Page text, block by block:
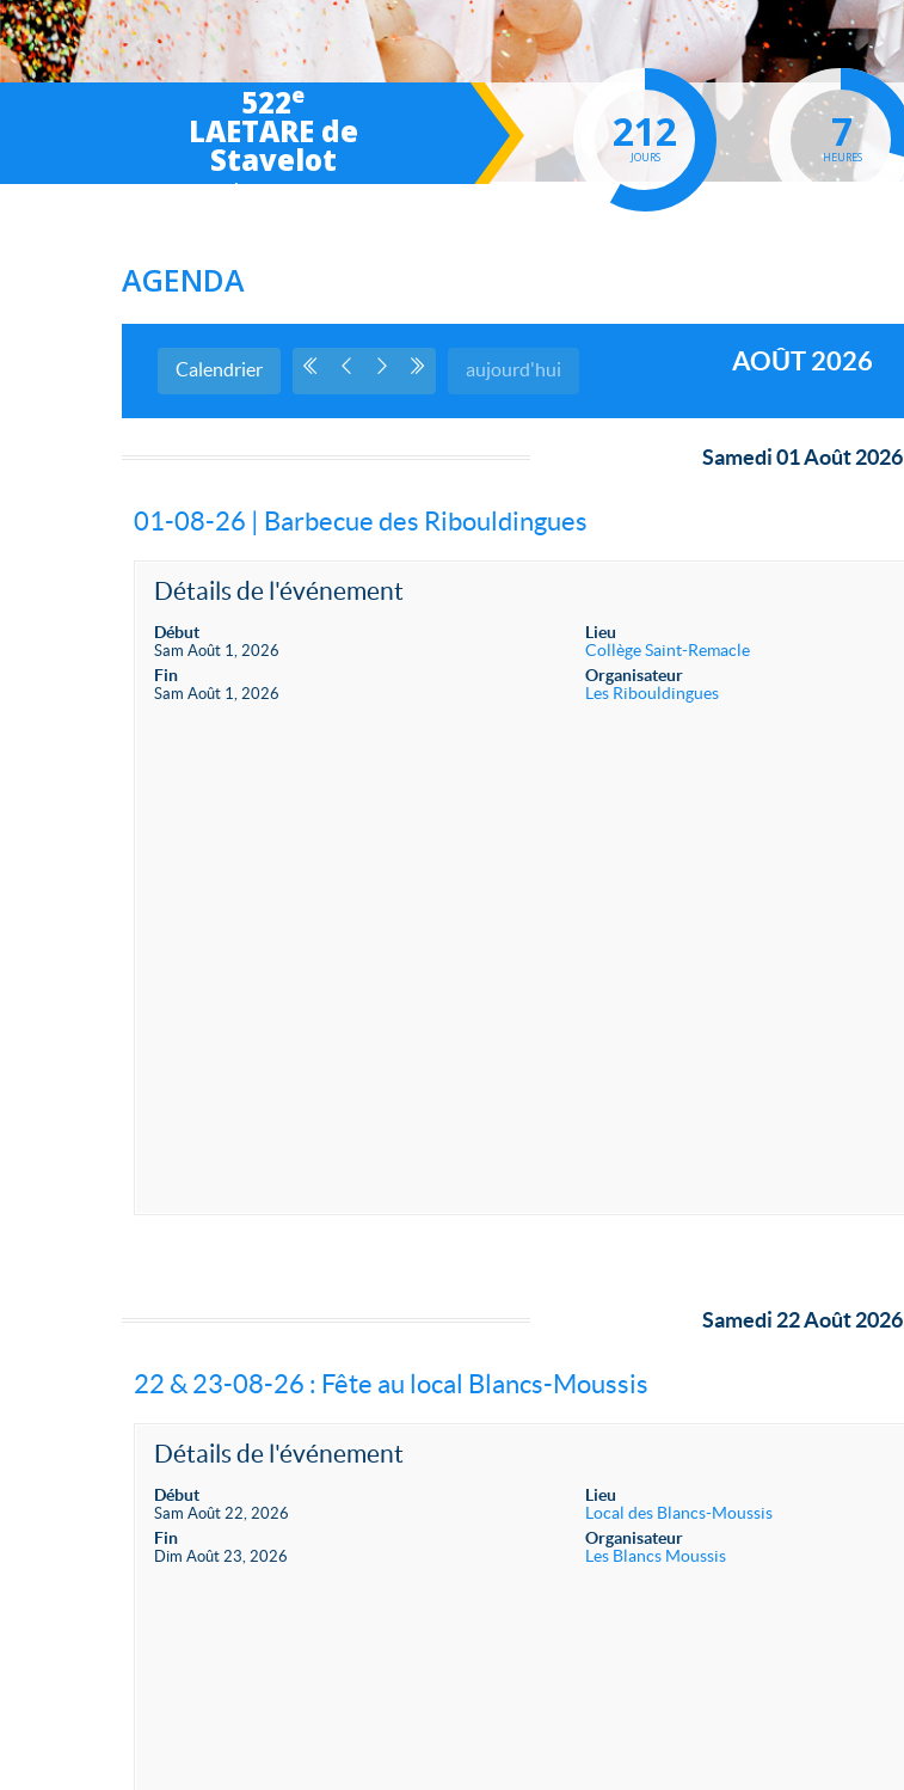
522e
LAETARE de
Stavelot
March 6-7-8 2027
212
JOURS
7
HEURES
AGENDA
AOÛT 2026
Calendrier aujourd'hui
Samedi 01 Août 2026
01-08-26 | Barbecue des Ribouldingues
Détails de l'événement
Début
Sam Août 1, 2026
Fin
Sam Août 1, 2026
Lieu
Collège Saint-Remacle
Organisateur
Les Ribouldingues
Samedi 22 Août 2026
22 & 23-08-26 : Fête au local Blancs-Moussis
Détails de l'événement
Début
Sam Août 22, 2026
Fin
Dim Août 23, 2026
Lieu
Local des Blancs-Moussis
Organisateur
Les Blancs Moussis